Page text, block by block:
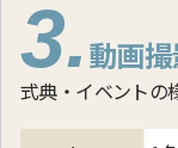
3. 動画
式典・イベントの